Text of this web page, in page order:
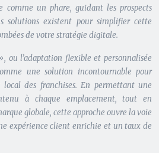
comme un phare, guidant les prospects
solutions existent pour simplifier cette
de votre stratégie digitale.
ou l’adaptation flexible et personnalisée
une solution incontournable pour
des franchises. En permettant une
à chaque emplacement, tout en
globale, cette approche ouvre la voie
expérience client enrichie et un taux de